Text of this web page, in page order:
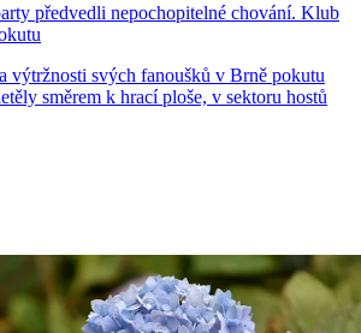
předvedli nepochopitelné chování. Klub
výtržnosti svých fanoušků v Brně pokutu
směrem k hrací ploše, v sektoru hostů